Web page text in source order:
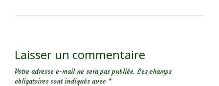
Laisser un commentaire
Votre adresse e-mail ne sera pas publiée. Les champs
obligatoires sont indiqués avec *